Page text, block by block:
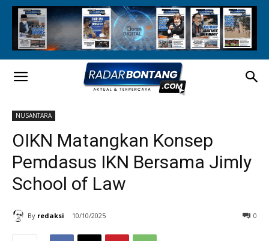
NUSANTARA
OIKN Matangkan Konsep
Pemdasus IKN Bersama Jimly
School of Law
By redaksi 10/10/2025 0